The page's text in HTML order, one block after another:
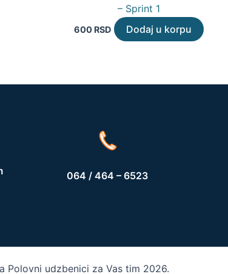
– Sprint 1
600 RSD Dodaj u korpu
064 / 464 – 6523
Polovni udzbenici za Vas tim 2026.